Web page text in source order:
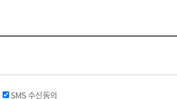
SMS 수신동의